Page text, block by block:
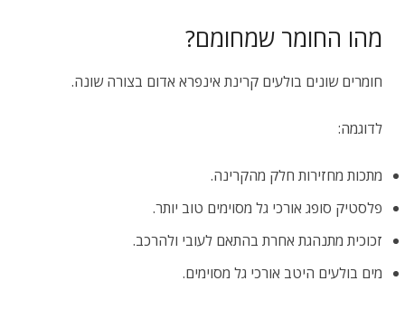
מהו החומר שמחומם?
חומרים שונים בולעים קרינת אינפרא אדום בצורה שונה.
לדוגמה:
מתכות מחזירות חלק מהקרינה.
פלסטיק סופג אורכי גל מסוימים טוב יותר.
זכוכית מתנהגת אחרת בהתאם לעובי ולהרכב.
מים בולעים היטב אורכי גל מסוימים.